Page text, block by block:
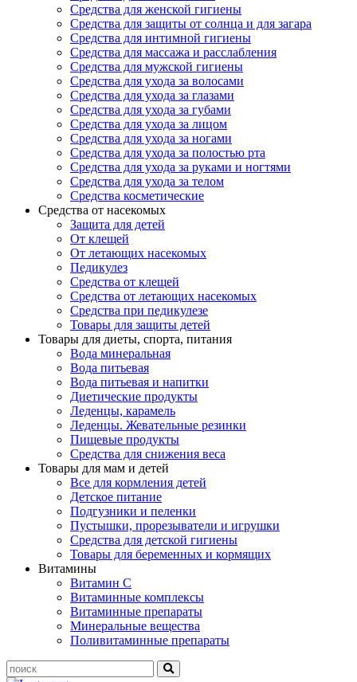
Средства для женской гигиены
Средства для защиты от солнца и для загара
Средства для интимной гигиены
Средства для массажа и расслабления
Средства для мужской гигиены
Средства для ухода за волосами
Средства для ухода за глазами
Средства для ухода за губами
Средства для ухода за лицом
Средства для ухода за ногами
Средства для ухода за полостью рта
Средства для ухода за руками и ногтями
Средства для ухода за телом
Средства косметические
Средства от насекомых
Защита для детей
От клещей
От летающих насекомых
Педикулез
Средства от клещей
Средства от летающих насекомых
Средства при педикулезе
Товары для защиты детей
Товары для диеты, спорта, питания
Вода минеральная
Вода питьевая
Вода питьевая и напитки
Диетические продукты
Леденцы, карамель
Леденцы. Жевательные резинки
Пищевые продукты
Средства для снижения веса
Товары для мам и детей
Все для кормления детей
Детское питание
Подгузники и пеленки
Пустышки, прорезыватели и игрушки
Средства для детской гигиены
Товары для беременных и кормящих
Витамины
Витамин С
Витаминные комплексы
Витаминные препараты
Минеральные вещества
Поливитаминные препараты